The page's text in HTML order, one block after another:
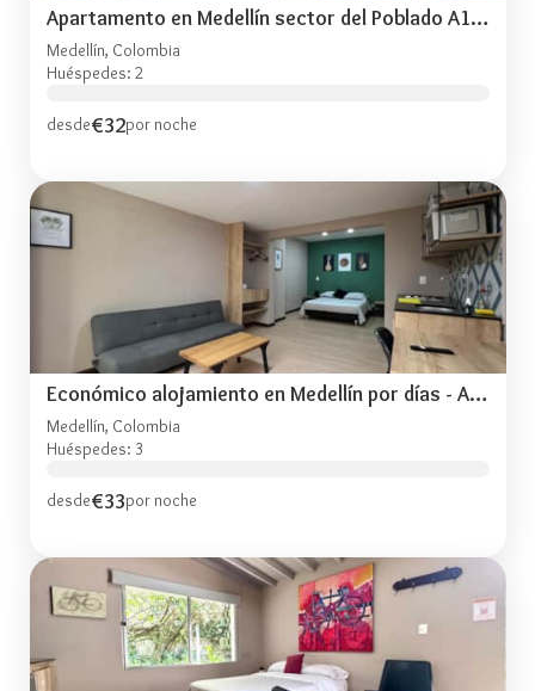
Apartamento en Medellín sector del Poblado A101
Medellín, Colombia
Huéspedes: 2
desde€32por noche
Económico alojamiento en Medellín por días - A102
Medellín, Colombia
Huéspedes: 3
desde€33por noche